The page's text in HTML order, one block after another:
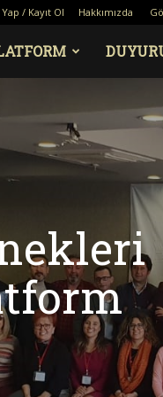
/ Kayıt Ol Hakkımızda